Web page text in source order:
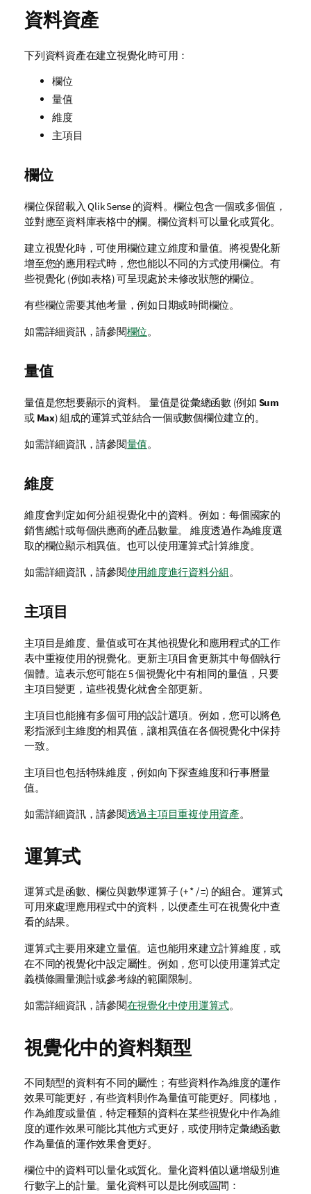
資料資產
下列資料資產在建立視覺化時可用：
欄位
量值
維度
主項目
欄位
欄位保留載入Qlik Sense的資料。欄位包含一個或多個值，
並對應至資料庫表格中的欄。欄位資料可以量化或質化。
建立視覺化時，可使用欄位建立維度和量值。將視覺化新
增至您的應用程式時，您也能以不同的方式使用欄位。有
些視覺化 (例如表格) 可呈現處於未修改狀態的欄位。
有些欄位需要其他考量，例如日期或時間欄位。
如需詳細資訊，請參閱欄位。
量值
量值是您想要顯示的資料。 量值是從彙總函數 (例如 Sum
或 Max) 組成的運算式並結合一個或數個欄位建立的。
如需詳細資訊，請參閱量值。
維度
維度會判定如何分組視覺化中的資料。例如：每個國家的
銷售總計或每個供應商的產品數量。 維度透過作為維度選
取的欄位顯示相異值。也可以使用運算式計算維度。
如需詳細資訊，請參閱使用維度進行資料分組 。
主項目
主項目是維度、量值或可在其他視覺化和應用程式的工作
表中重複使用的視覺化。更新主項目會更新其中每個執行
個體。這表示您可能在 5 個視覺化中有相同的量值，只要
主項目變更，這些視覺化就會全部更新。
主項目也能擁有多個可用的設計選項。例如，您可以將色
彩指派到主維度的相異值，讓相異值在各個視覺化中保持
一致。
主項目也包括特殊維度，例如向下探查維度和行事曆量
值。
如需詳細資訊，請參閱透過主項目重複使用資產。
運算式
運算式是函數、欄位與數學運算子(+ * / =) 的組合。運算式
可用來處理應用程式中的資料，以便產生可在視覺化中查
看的結果。
運算式主要用來建立量值。這也能用來建立計算維度，或
在不同的視覺化中設定屬性。例如，您可以使用運算式定
義橫條圖量測計或參考線的範圍限制。
如需詳細資訊，請參閱在視覺化中使用運算式。
視覺化中的資料類型
不同類型的資料有不同的屬性；有些資料作為維度的運作
效果可能更好，有些資料則作為量值可能更好。同樣地，
作為維度或量值，特定種類的資料在某些視覺化中作為維
度的運作效果可能比其他方式更好，或使用特定彙總函數
作為量值的運作效果會更好。
欄位中的資料可以量化或質化。量化資料值以遞增級別進
行數字上的計量。量化資料可以是比例或區間：